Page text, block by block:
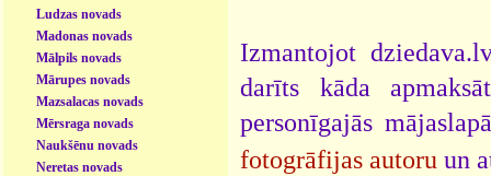
Ludzas novads
Madonas novads
Mālpils novads
Mārupes novads
Mazsalacas novads
Mērsraga novads
Naukšēnu novads
Neretas novads
Izmantojot
darīts kāda
personīgajās
fotogrāfijas autoru un